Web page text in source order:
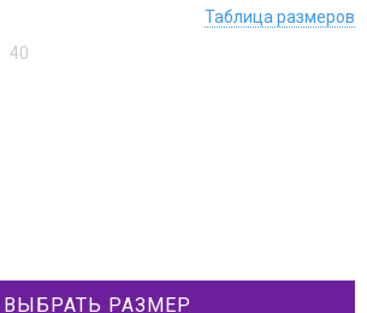
Таблица размеров
40
ВЫБРАТЬ РАЗМЕР